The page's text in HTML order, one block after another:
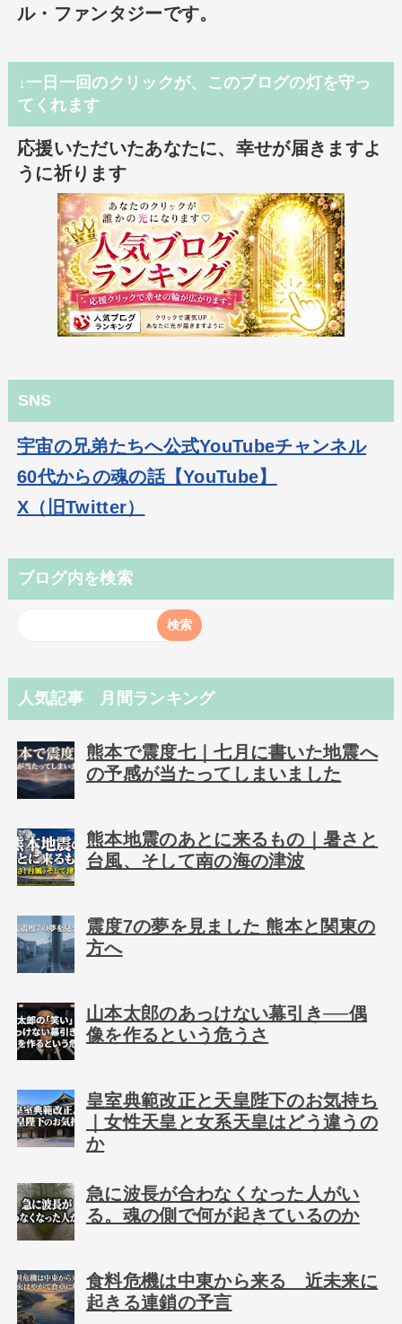
ル・ファンタジーです。
↓一日一回のクリックが、このブログの灯を守っ
てくれます
応援いただいたあなたに、幸せが届きますよ
うに祈ります
SNS
宇宙の兄弟たちへ公式YouTubeチャンネル
60代からの魂の話【YouTube】
X（旧Twitter）
ブログ内を検索
人気記事 月間ランキング
熊本で震度七｜七月に書いた地震へ
の予感が当たってしまいました
熊本地震のあとに来るもの｜暑さと
台風、そして南の海の津波
震度7の夢を見ました 熊本と関東の
方へ
山本太郎のあっけない幕引き──偶
像を作るという危うさ
皇室典範改正と天皇陛下のお気持ち
｜女性天皇と女系天皇はどう違うの
か
急に波長が合わなくなった人がい
る。魂の側で何が起きているのか
食料危機は中東から来る 近未来に
起きる連鎖の予言